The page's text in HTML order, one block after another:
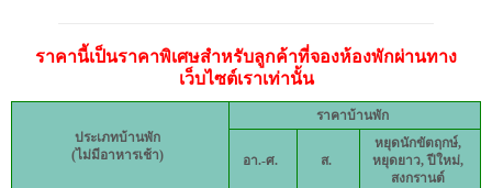
ราคานี้เป็นราคาพิเศษสำหรับลูกค้าที่จองห้องพักผ่านทาง
เว็บไซต์เราเท่านั้น
ประเภทบ้านพัก
(ไม่มีอาหารเช้า)
ราคาบ้านพัก
อา.-ศ. ส.
หยุดนักขัตฤกษ์,
หยุดยาว, ปีใหม่,
สงกรานต์